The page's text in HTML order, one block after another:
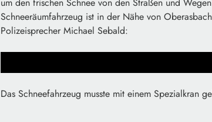
Schneeräumfahrzeug ist in der Nähe von
Polizeisprecher Michael Sebald:
Das Schneefahrzeug musste mit einem Spezialkran